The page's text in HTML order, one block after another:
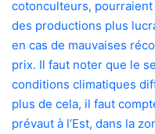
cotonculteurs,
des productions plus
en cas de mauvaises
prix. Il faut noter que le
conditions climatiques
plus de cela, il faut
prévaut à l’Est, dans la